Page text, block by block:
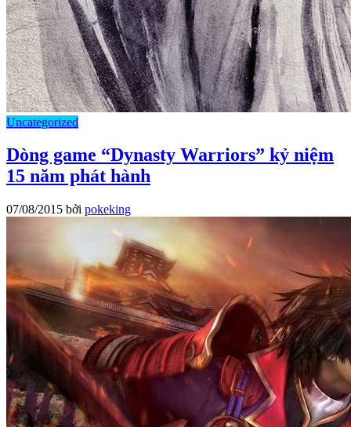
Uncategorized
Dòng game “Dynasty Warriors” kỷ niệm
15 năm phát hành
07/08/2015 bởi pokeking